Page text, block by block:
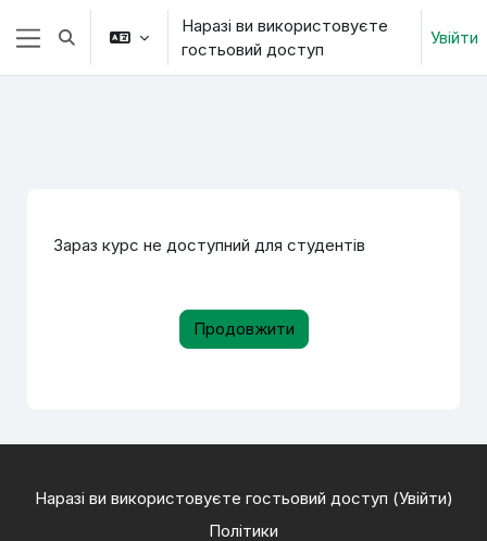
Перейти до головного вмісту
Бокова панель
Переключити введення пошуку
Наразі ви використовуєте
гостьовий доступ
Увійти
Зараз курс не доступний для студентів
Продовжити
Наразі ви використовуєте гостьовий доступ (Увійти)
Політики